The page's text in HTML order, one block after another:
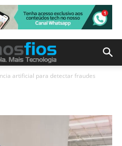
artificial para detectar fraudes